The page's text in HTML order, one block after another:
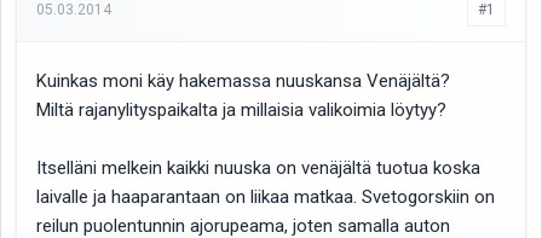
05.03.2014 #1
Kuinkas moni käy hakemassa nuuskansa Venäjältä?
Miltä rajanylityspaikalta ja millaisia valikoimia löytyy?
Itselläni melkein kaikki nuuska on venäjältä tuotua koska
laivalle ja haaparantaan on liikaa matkaa. Svetogorskiin on
reilun puolentunnin ajorupeama, joten samalla auton